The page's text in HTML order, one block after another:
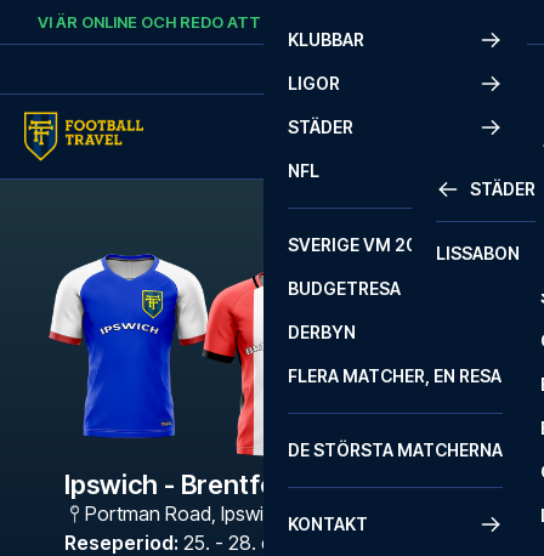
Skip to content
VI ÄR ONLINE OCH REDO ATT HJÄLPA DIG.
KLUBBAR
LIGOR
STÄDER
STÄDER
LISSABON
NFL
SVERIGE VM 2026
BUDGETRESA
DERBYN
FLERA MATCHER, EN RESA
DE STÖRSTA MATCHERNA
KONTAKT
Ipswich - Brentford
Portman Road, Ipswich
Reseperiod: 25. - 28. dec. 2026